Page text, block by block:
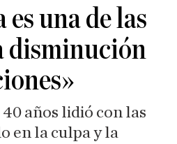
una de las
disminución
años lidió con las
en la culpa y la